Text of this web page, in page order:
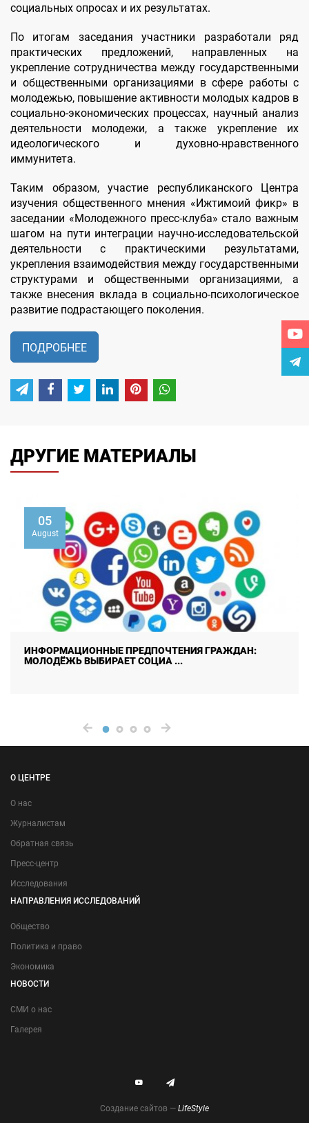
социальных опросах и их результатах.
По итогам заседания участники разработали ряд
практических предложений, направленных на
укрепление сотрудничества между государственными
и общественными организациями в сфере работы с
молодежью, повышение активности молодых кадров в
социально-экономических процессах, научный анализ
деятельности молодежи, а также укрепление их
идеологического и духовно-нравственного
иммунитета.
Таким образом, участие республиканского Центра
изучения общественного мнения «Ижтимоий фикр» в
заседании «Молодежного пресс-клуба» стало важным
шагом на пути интеграции научно-исследовательской
деятельности с практическими результатами,
укрепления взаимодействия между государственными
структурами и общественными организациями, а
также внесения вклада в социально-психологическое
развитие подрастающего поколения.
ПОДРОБНЕЕ
ДРУГИЕ МАТЕРИАЛЫ
ПРЕДПОЧТЕНИЯ ГРАЖДАН:
СОЦИА ...
01
August
РЦИОМ
О ЦЕНТРЕ
О нас
Журналистам
Обратная связь
Пресс-центр
Исследования
НАПРАВЛЕНИЯ ИССЛЕДОВАНИЙ
Общество
Политика и право
Экономика
НОВОСТИ
СМИ о нас
Галерея
Создание сайтов — LifeStyle